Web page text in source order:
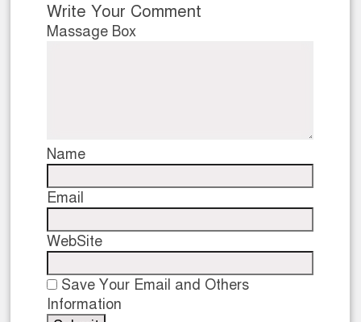
Write Your Comment
Massage Box
Name
Email
WebSite
Save Your Email and Others
Information